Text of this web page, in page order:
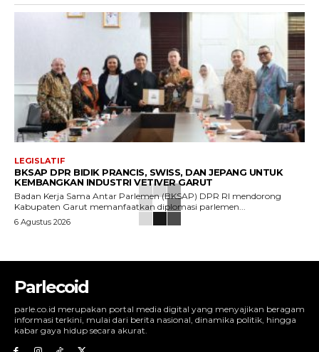
LEGISLATIF
BKSAP DPR BIDIK PRANCIS, SWISS, DAN JEPANG UNTUK
KEMBANGKAN INDUSTRI VETIVER GARUT
Badan Kerja Sama Antar Parlemen (BKSAP) DPR RI mendorong
Kabupaten Garut memanfaatkan diplomasi parlemen...
6 Agustus 2026
Parlecoid
parle.co.id merupakan portal media digital yang menyajikan beragam
informasi terkini, mulai dari berita nasional, dinamika politik, hingga
kabar gaya hidup secara akurat.